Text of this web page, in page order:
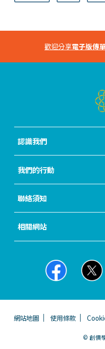
歡迎分享電子版傳
認識我們
我們的行動
聯絡須知
相關網站
網站地圖 使用條款
© 創價